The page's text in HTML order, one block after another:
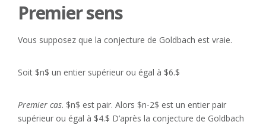
Premier sens
Vous supposez que la conjecture de Goldbach est vraie.
Soit $n$ un entier supérieur ou égal à $6.$
Premier cas. $n$ est pair. Alors $n-2$ est un entier pair
supérieur ou égal à $4.$ D’après la conjecture de Goldbach